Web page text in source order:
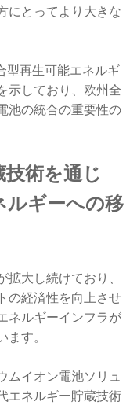
にとってより大きな
型再生可能エネルギ
示しており、欧州全
池の統合の重要性の
術を通じ
ルギーへの移
拡大し続けており、
の経済性を向上させ
ネルギーインフラが
ます。
ムイオン電池ソリュ
エネルギー貯蔵技術